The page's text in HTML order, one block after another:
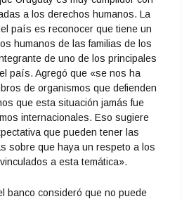
a los derechos humanos. La
país es reconocer que tiene un
humanos de las familias de los
de uno de los principales
país. Agregó que «se nos ha
de organismos que defienden
que esta situación jamás fue
internacionales. Eso sugiere
que pueden tener las
sobre que haya un respeto a los
a esta temática».
banco consideró que no puede